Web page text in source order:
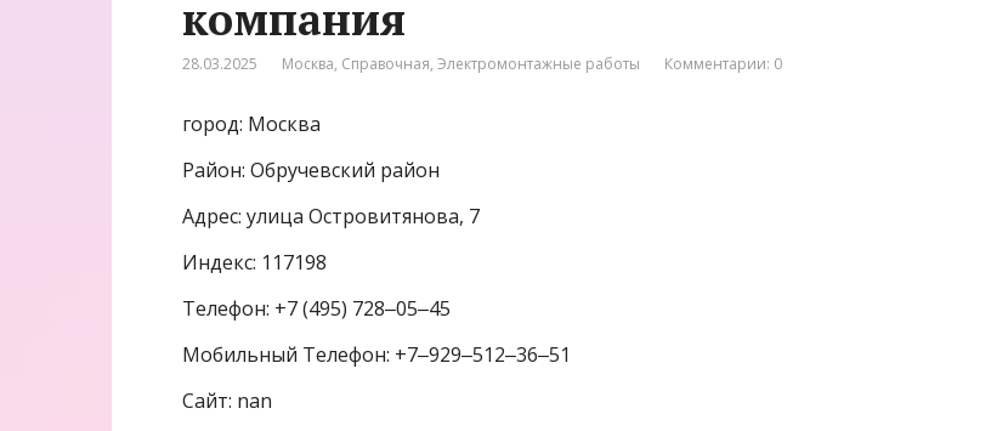
компания
28.03.2025 Москва, Справочная, Электромонтажные работы Комментарии: 0
город: Москва
Район: Обручевский район
Адрес: улица Островитянова, 7
Индекс: 117198
Телефон: +7 (495) 728‒05‒45
Мобильный Телефон: +7‒929‒512‒36‒51
Сайт: nan